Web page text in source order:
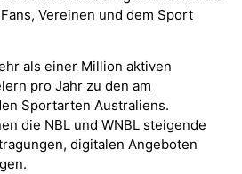
Vereinen und dem Sport
als einer Million aktiven
pro Jahr zu den am
Sportarten Australiens.
die NBL und WNBL steigende
digitalen Angeboten